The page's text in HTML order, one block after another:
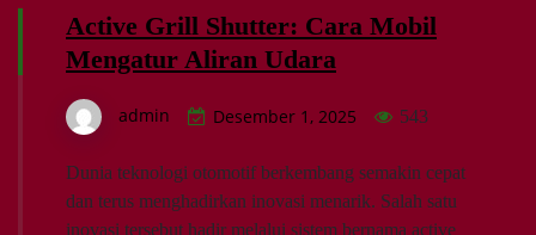
Active Grill Shutter: Cara Mobil
Mengatur Aliran Udara
admin Desember 1, 2025 543
Dunia teknologi otomotif berkembang semakin cepat
dan terus menghadirkan inovasi menarik. Salah satu
inovasi tersebut hadir melalui sistem bernama active